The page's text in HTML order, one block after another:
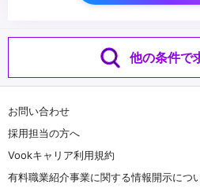
他の条件で
お問い合わせ
採用担当の方へ
Vookキャリア利用規約
有料職業紹介事業に関する情報開示につ